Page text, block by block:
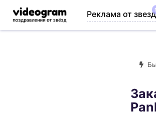
Реклама от звезд